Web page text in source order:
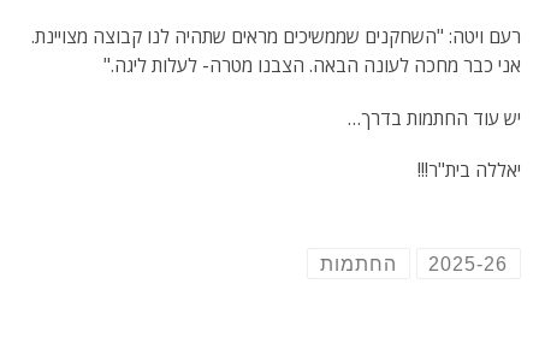
רעם ויטה: "השחקנים שממשיכים מראים שתהיה לנו קבוצה מצויינת.
אני כבר מחכה לעונה הבאה. הצבנו מטרה- לעלות ליגה."
יש עוד החתמות בדרך…
יאללה בית"ר!!!
2025-26 החתמות